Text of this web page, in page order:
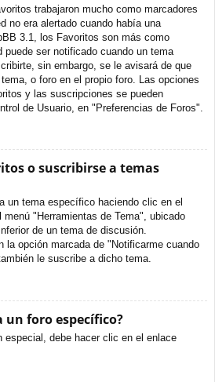
trabajaron mucho como marcadores
no era alertado cuando había una
3.1, los Favoritos son más como
ser notificado cuando un tema
sin embargo, se le avisará de que
o foro en el propio foro. Las opciones
y las suscripciones se pueden
de Usuario, en "Preferencias de Foros".
o suscribirse a temas
un tema específico haciendo clic en el
"Herramientas de Tema", ubicado
de un tema de discusión.
la opción marcada de "Notificarme cuando
le suscribe a dicho tema.
un foro específico?
especial, debe hacer clic en el enlace